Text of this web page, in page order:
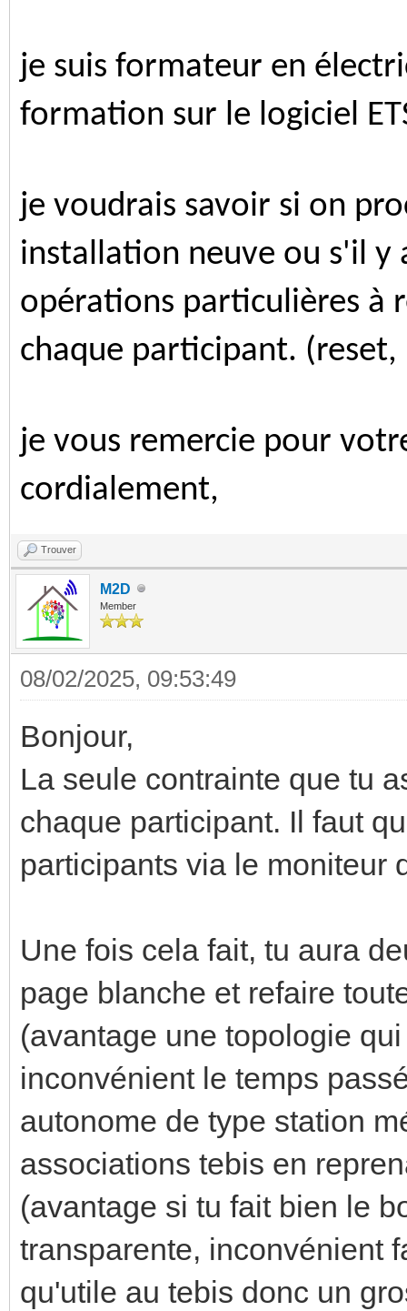
je suis formateur en
formation sur le logiciel
je voudrais savoir si on
installation neuve ou s'il y
opérations particulières à
chaque participant.
je vous remercie pour
cordialement,
Trouver
M2D
Member
08/02/2025, 09:53:49
Bonjour,
La seule contrainte que tu
chaque participant. Il faut
participants via le moniteur
Une fois cela fait, tu aura
page blanche et refaire
(avantage une topologie
inconvénient le temps
autonome de type station
associations tebis en
(avantage si tu fait bien le
transparente, inconvénient
qu'utile au tebis donc un